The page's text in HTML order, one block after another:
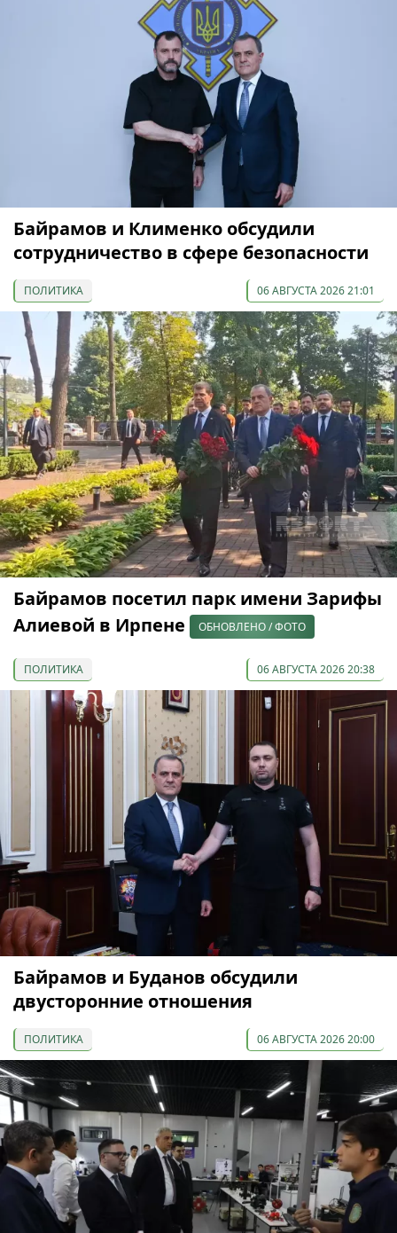
Байрамов и Клименко обсудили
сотрудничество в сфере безопасности
ПОЛИТИКА 06 АВГУСТА 2026 21:01
Байрамов посетил парк имени Зарифы
Алиевой в Ирпене
ОБНОВЛЕНО / ФОТО
ПОЛИТИКА 06 АВГУСТА 2026 20:38
Байрамов и Буданов обсудили
двусторонние отношения
ПОЛИТИКА 06 АВГУСТА 2026 20:00